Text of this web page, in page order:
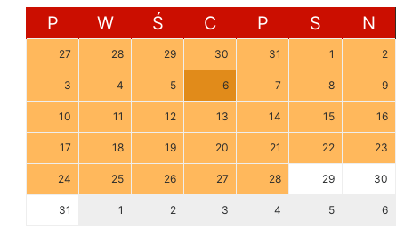
P W Ś C P S N
27 28 29 30 31 1 2
3 4 5 6 7 8 9
10 11 12 13 14 15 16
17 18 19 20 21 22 23
24 25 26 27 28 29 30
31 1 2 3 4 5 6